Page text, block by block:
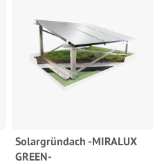
Solargründach -MIRALUX
GREEN-